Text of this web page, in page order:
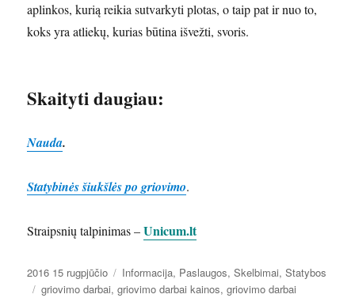
aplinkos, kurią reikia sutvarkyti plotas, o taip pat ir nuo to,
koks yra atliekų, kurias būtina išvežti, svoris.
Skaityti daugiau:
Nauda.
Statybinės šiukšlės po griovimo.
Straipsnių talpinimas –Unicum.lt
Paskelbta
2016 15 rugpjūčio Kategorijos
Informacija, Paslaugos,Skelbimai,Statybos
Žymos
griovimo darbai,griovimo darbai kainos,griovimo darbai